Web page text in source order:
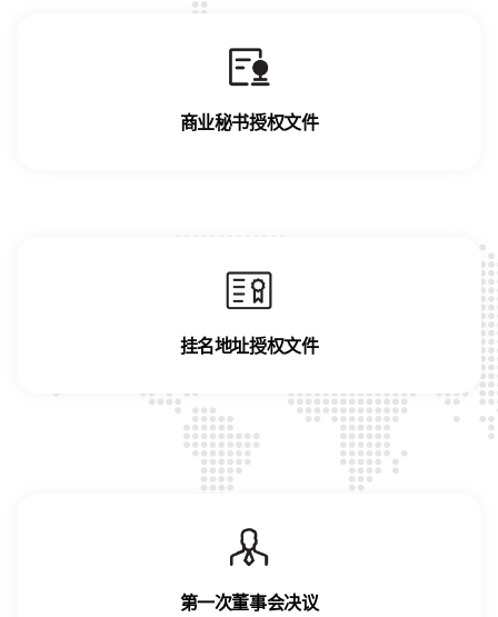
商业秘书授权文件
挂名地址授权文件
第一次董事会决议